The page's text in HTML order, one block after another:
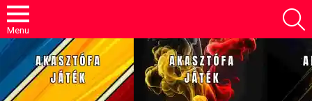
Menu
LATEST
STORIES